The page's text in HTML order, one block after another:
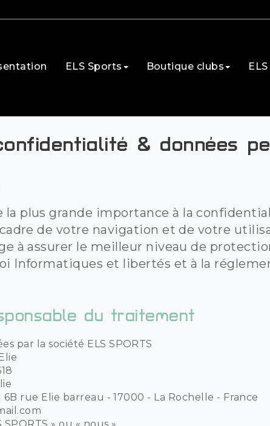
ELS Sports Boutique clubs
& données
la plus grande importance à la
de votre navigation et de votre
à assurer le meilleur niveau de
Informatiques et libertés et à la
du traitement
par la société ELS SPORTS
rue Elie barreau - 17000 - La Rochelle - France